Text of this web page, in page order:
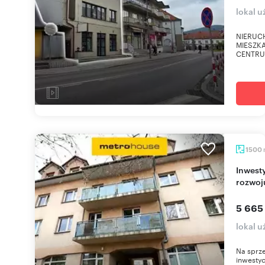
lokal
1500
Inwestycyjna kamienica z dużym potencjałem
5
lokal
Na